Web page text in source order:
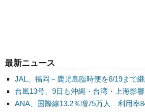
最新ニュース
JAL、福岡－鹿児島臨時便を8/19まで
台風13号、9日も沖縄・台湾・上海影
ANA、国際線13.2％増75万人 利用率